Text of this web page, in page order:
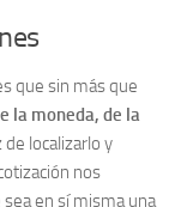
que sin más que
la moneda, de la
de localizarlo y
nos
en sí misma una